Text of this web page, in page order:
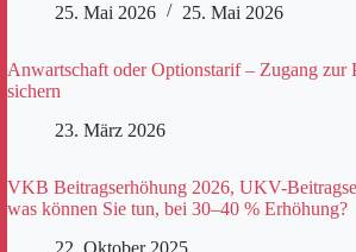
25. Mai 2026
25. Mai 2026
Anwartschaft oder Optionstarif – Zugang zur
sichern
23. März 2026
VKB Beitragserhöhung 2026, UKV-
was können Sie tun, bei 30–40 % Erhöhung?
22. Oktober 2025